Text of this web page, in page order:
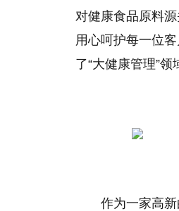
对健康食品原料
用心呵护每一位
了“大健康管理”领
作为一家高